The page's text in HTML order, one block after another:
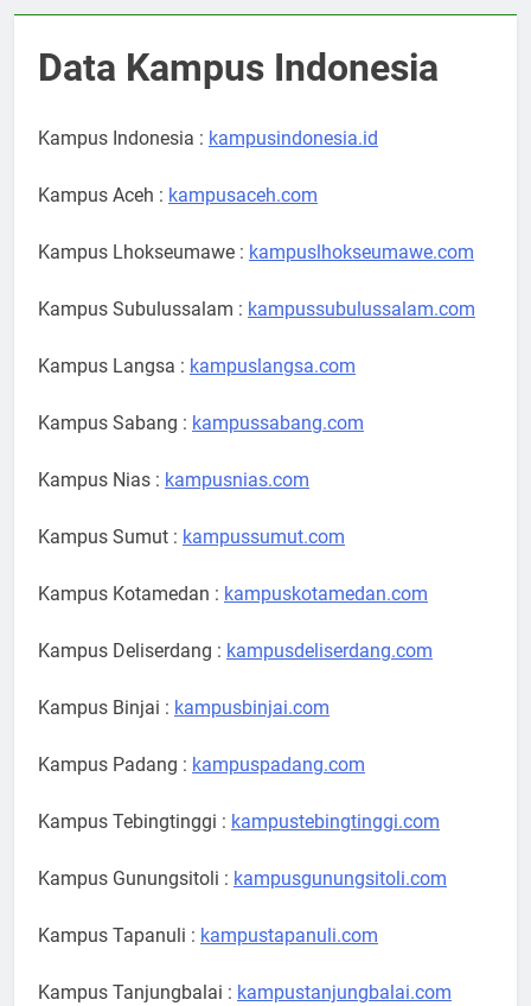
Data Kampus Indonesia
Kampus Indonesia : kampusindonesia.id
Kampus Aceh : kampusaceh.com
Kampus Lhokseumawe : kampuslhokseumawe.com
Kampus Subulussalam : kampussubulussalam.com
Kampus Langsa : kampuslangsa.com
Kampus Sabang : kampussabang.com
Kampus Nias : kampusnias.com
Kampus Sumut : kampussumut.com
Kampus Kotamedan : kampuskotamedan.com
Kampus Deliserdang : kampusdeliserdang.com
Kampus Binjai : kampusbinjai.com
Kampus Padang : kampuspadang.com
Kampus Tebingtinggi : kampustebingtinggi.com
Kampus Gunungsitoli : kampusgunungsitoli.com
Kampus Tapanuli : kampustapanuli.com
Kampus Tanjungbalai : kampustanjungbalai.com